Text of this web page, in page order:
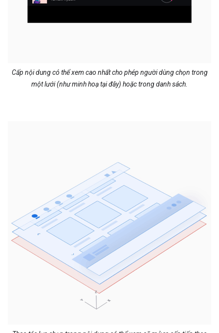
Cấp nội dung có thể xem cao nhất cho phép người dùng chọn trong
một lưới (như minh hoạ tại đây) hoặc trong danh sách.